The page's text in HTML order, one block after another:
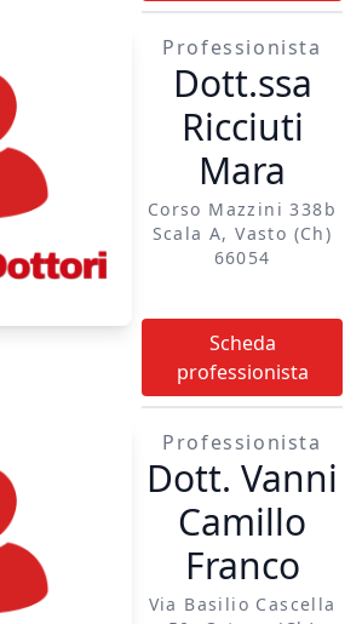
Professionista
Dott.ssa
Ricciuti
Mara
Corso Mazzini 338b
Scala A, Vasto (ch)
66054
Scheda
professionista
Professionista
Dott. Vanni
Camillo
Franco
Via Basilio Cascella